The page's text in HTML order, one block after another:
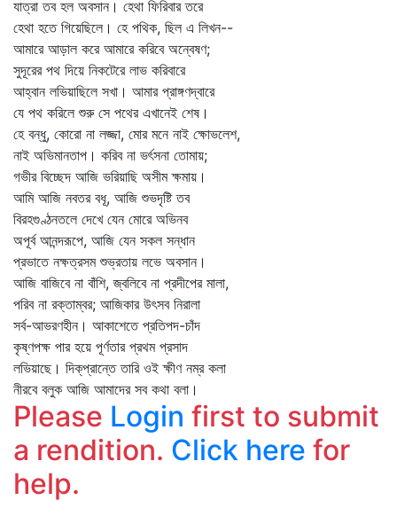
যাত্রা তব হল অবসান। হেথা ফিরিবার তরে
হেথা হতে গিয়েছিলে। হে পথিক, ছিল এ লিখন--
আমারে আড়াল করে আমারে করিবে অন্বেষণ;
সুদূরের পথ দিয়ে নিকটেরে লাভ করিবারে
আহ্বান লভিয়াছিলে সখা। আমার প্রাঙ্গণদ্বারে
যে পথ করিলে শুরু সে পথের এখানেই শেষ।
হে বন্ধু, কোরো না লজ্জা, মোর মনে নাই ক্ষোভলেশ,
নাই অভিমানতাপ। করিব না ভর্ৎসনা তোমায়;
গভীর বিচ্ছেদ আজি ভরিয়াছি অসীম ক্ষমায়।
আমি আজি নবতর বধূ, আজি শুভদৃষ্টি তব
বিরহগুণ্ঠনতলে দেখে যেন মোরে অভিনব
অপূর্ব আনন্দরূপে, আজি যেন সকল সন্ধান
প্রভাতে নক্ষত্রসম শুভ্রতায় লভে অবসান।
আজি বাজিবে না বাঁশি, জ্বলিবে না প্রদীপের মালা,
পরিব না রক্তাম্বর; আজিকার উৎসব নিরালা
সর্ব-আভরণহীন। আকাশেতে প্রতিপদ-চাঁদ
কৃষ্ণপক্ষ পার হয়ে পূর্ণতার প্রথম প্রসাদ
লভিয়াছে। দিক্‌প্রান্তে তারি ওই ক্ষীণ নম্র কলা
নীরবে বলুক আজি আমাদের সব কথা বলা।
Please Login first to submit
a rendition. Click here for
help.